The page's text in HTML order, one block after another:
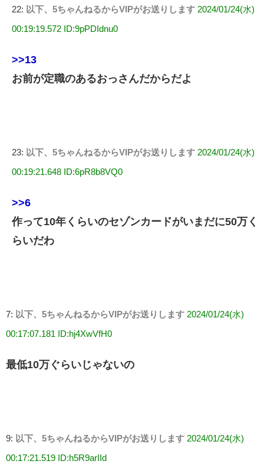
22: 以下、5ちゃんねるからVIPがお送りします 2024/01/24(水)
00:19:19.572 ID:9pPDIdnu0
>>13
お前が定職のあるおっさんだからだよ
23: 以下、5ちゃんねるからVIPがお送りします 2024/01/24(水)
00:19:21.648 ID:6pR8b8VQ0
>>6
作って10年くらいのセゾンカードがいまだに50万く
らいだわ
7: 以下、5ちゃんねるからVIPがお送りします 2024/01/24(水)
00:17:07.181 ID:hj4XwVfH0
最低10万ぐらいじゃないの
9: 以下、5ちゃんねるからVIPがお送りします 2024/01/24(水)
00:17:21.519 ID:h5R9arIId